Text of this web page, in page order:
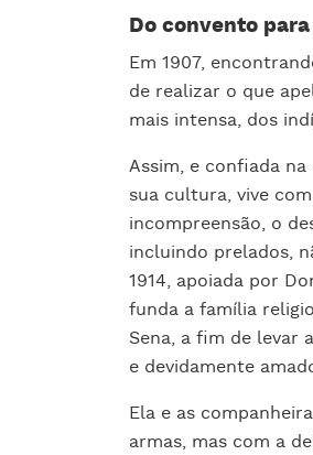
Do convento
Em 1907,
de realizar o que
mais intensa, dos
Assim, e confiada
sua cultura, vive
incompreensão, o
incluindo prelados,
1914, apoiada por
funda a família
Sena, a fim de levar
e devidamente
Ela e as
armas, mas com a